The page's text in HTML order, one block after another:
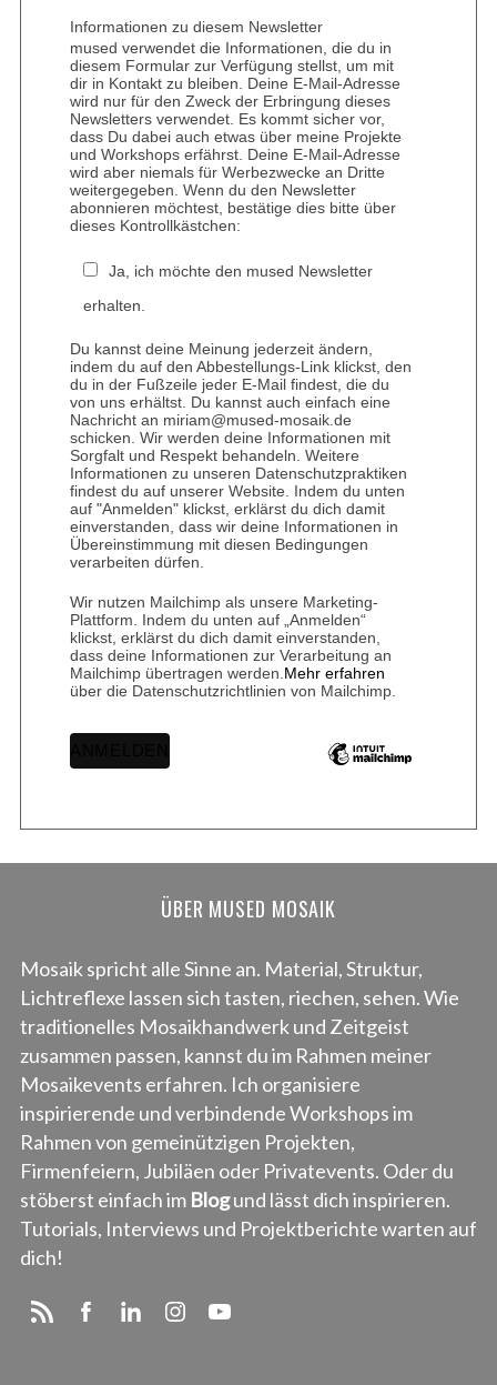
Informationen zu diesem Newsletter
mused verwendet die Informationen, die du in
diesem Formular zur Verfügung stellst, um mit
dir in Kontakt zu bleiben. Deine E-Mail-Adresse
wird nur für den Zweck der Erbringung dieses
Newsletters verwendet. Es kommt sicher vor,
dass Du dabei auch etwas über meine Projekte
und Workshops erfährst. Deine E-Mail-Adresse
wird aber niemals für Werbezwecke an Dritte
weitergegeben. Wenn du den Newsletter
abonnieren möchtest, bestätige dies bitte über
dieses Kontrollkästchen:
Ja, ich möchte den mused Newsletter
erhalten.
Du kannst deine Meinung jederzeit ändern,
indem du auf den Abbestellungs-Link klickst, den
du in der Fußzeile jeder E-Mail findest, die du
von uns erhältst. Du kannst auch einfach eine
Nachricht an miriam@mused-mosaik.de
schicken. Wir werden deine Informationen mit
Sorgfalt und Respekt behandeln. Weitere
Informationen zu unseren Datenschutzpraktiken
findest du auf unserer Website. Indem du unten
auf "Anmelden" klickst, erklärst du dich damit
einverstanden, dass wir deine Informationen in
Übereinstimmung mit diesen Bedingungen
verarbeiten dürfen.
Wir nutzen Mailchimp als unsere Marketing-
Plattform. Indem du unten auf „Anmelden“
klickst, erklärst du dich damit einverstanden,
dass deine Informationen zur Verarbeitung an
Mailchimp übertragen werden. Mehr erfahren
über die Datenschutzrichtlinien von Mailchimp.
ÜBER MUSED MOSAIK
Mosaik spricht alle Sinne an. Material, Struktur,
Lichtreflexe lassen sich tasten, riechen, sehen. Wie
traditionelles Mosaikhandwerk und Zeitgeist
zusammen passen, kannst du im Rahmen meiner
Mosaikevents erfahren. Ich organisiere
inspirierende und verbindende Workshops im
Rahmen von gemeinützigen Projekten,
Firmenfeiern, Jubiläen oder Privatevents. Oder du
stöberst einfach im Blogund lässt dich inspirieren.
Tutorials, Interviews und Projektberichte warten auf
dich!